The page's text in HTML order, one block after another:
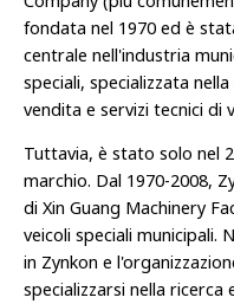
fondata nel 1970 ed è
centrale nell'industria
speciali, specializzata
vendita e servizi tecnici di
Tuttavia, è stato solo nel
marchio. Dal 1970-2008,
di Xin Guang Machinery
veicoli speciali municipali.
in Zynkon e
specializzarsi nella